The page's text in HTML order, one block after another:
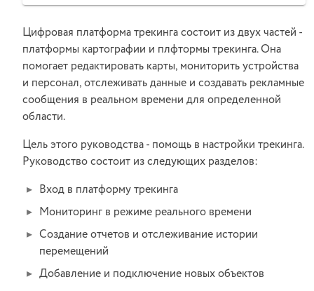
Цифровая платформа трекинга состоит из двух частей -
платформы картографии и плфтормы трекинга. Она
помогает редактировать карты, мониторить устройства
и персонал, отслеживать данные и создавать рекламные
сообщения в реальном времени для определенной
области.
Цель этого руководства - помощь в настройки трекинга.
Руководство состоит из следующих разделов:
Вход в платформу трекинга
Мониторинг в режиме реального времени
Создание отчетов и отслеживание истории
перемещений
Добавление и подключение новых объектов